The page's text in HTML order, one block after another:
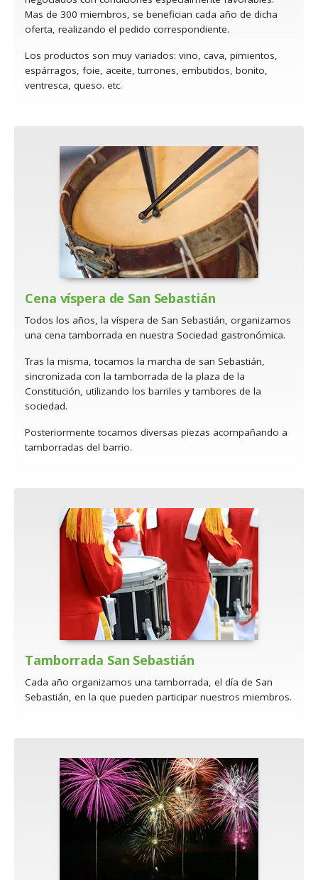
Mas de 300 miembros, se benefician cada año de dicha
oferta, realizando el pedido correspondiente.
Los productos son muy variados: vino, cava, pimientos,
espárragos, foie, aceite, turrones, embutidos, bonito,
ventresca, queso. etc.
Cena víspera de San Sebastián
Todos los años, la víspera de San Sebastián, organizamos
una cena tamborrada en nuestra Sociedad gastronómica.
Tras la misma, tocamos la marcha de san Sebastián,
sincronizada con la tamborrada de la plaza de la
Constitución, utilizando los barriles y tambores de la
sociedad.
Posteriormente tocamos diversas piezas acompañando a
tamborradas del barrio.
Tamborrada San Sebastián
Cada año organizamos una tamborrada, el día de San
Sebastián, en la que pueden participar nuestros miembros.